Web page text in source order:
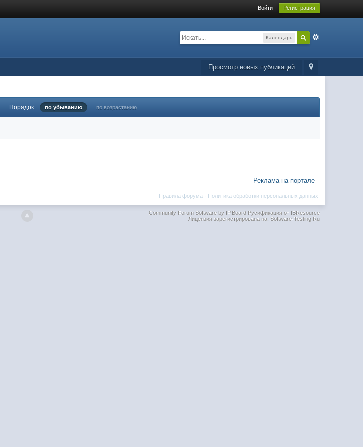
Войти Регистрация
Календарь
Просмотр новых публикаций
Порядок по убыванию по возрастанию
Реклама на портале
Политика обработки персональных данных
Правила форума ·
Community Forum Software by IP.BoardРусификация от IBResource
Лицензия зарегистрирована на: Software-Testing.Ru